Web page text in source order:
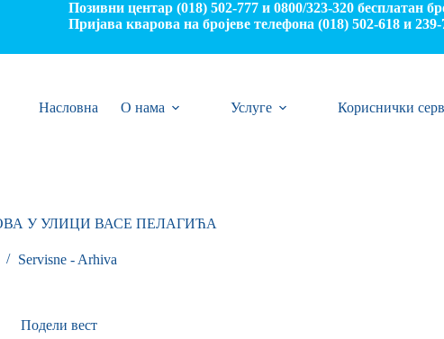
Позивни центар (018) 502-777 и 0800/323-320 бесплатан
Пријава кварова на бројеве телефона (018) 502-618 и 239-
Насловна О нама Услуге Кориснички
У УЛИЦИ ВАСЕ ПЕЛАГИЋА
Servisne - Arhiva
Подели вест